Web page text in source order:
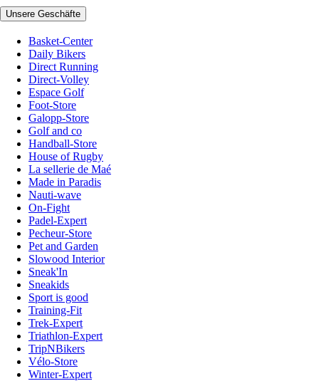
Unsere Geschäfte
Basket-Center
Daily Bikers
Direct Running
Direct-Volley
Espace Golf
Foot-Store
Galopp-Store
Golf and co
Handball-Store
House of Rugby
La sellerie de Maé
Made in Paradis
Nauti-wave
On-Fight
Padel-Expert
Pecheur-Store
Pet and Garden
Slowood Interior
Sneak'In
Sneakids
Sport is good
Training-Fit
Trek-Expert
Triathlon-Expert
TripNBikers
Vélo-Store
Winter-Expert